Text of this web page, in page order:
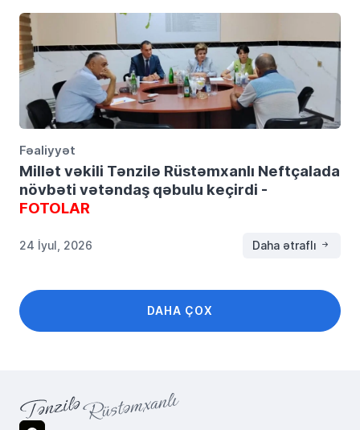
Fəaliyyət
Millət vəkili Tənzilə Rüstəmxanlı Neftçalada
növbəti vətəndaş qəbulu keçirdi -
FOTOLAR
24 İyul, 2026 Daha ətraflı
DAHA ÇOX